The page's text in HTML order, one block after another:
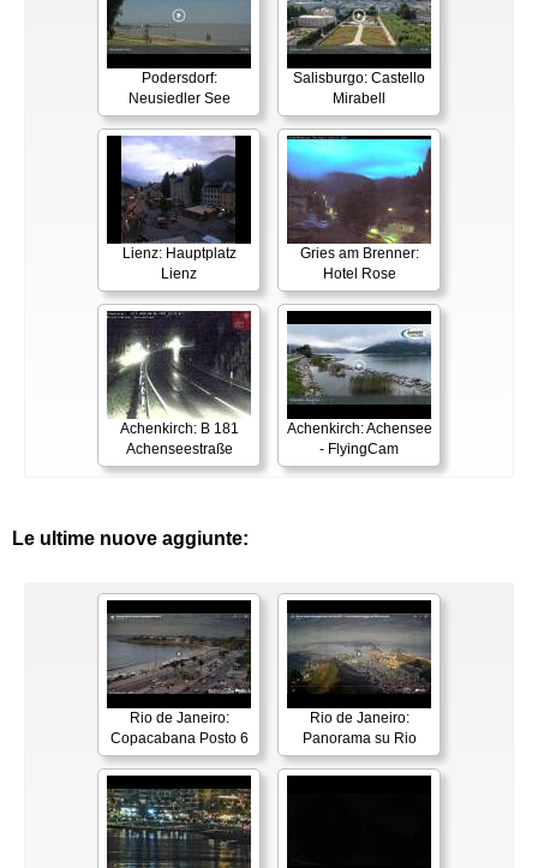
Podersdorf:
Neusiedler See
Salisburgo: Castello
Mirabell
Lienz: Hauptplatz
Lienz
Gries am Brenner:
Hotel Rose
Achenkirch: B 181
Achenseestraße
Achenkirch: Achensee
- FlyingCam
Le ultime nuove aggiunte:
Rio de Janeiro:
Copacabana Posto 6
Rio de Janeiro:
Panorama su Rio